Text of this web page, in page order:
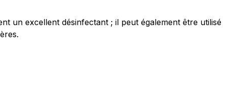
un excellent désinfectant ; il peut également être utilisé